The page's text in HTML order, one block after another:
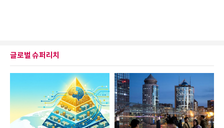
글로벌 슈퍼리치